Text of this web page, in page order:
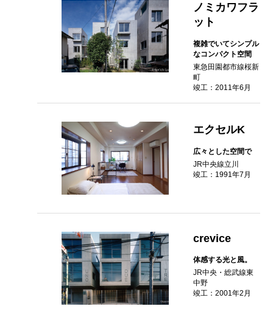
ノミカワフラ
ット
複雑でいてシンプル
なコンパクト空間
東急田園都市線桜新
町
竣工：2011年6月
エクセルK
広々とした空間で
JR中央線立川
竣工：1991年7月
crevice
体感する光と風。
JR中央・総武線東
中野
竣工：2001年2月